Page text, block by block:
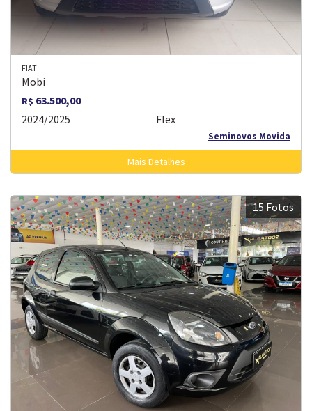
FIAT
Mobi
R$ 63.500,00
2024/2025
Flex
Seminovos Movida
Mais Detalhes
15 Fotos